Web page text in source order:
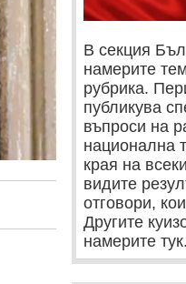
В секция
намерите
рубрика.
публикува
въпроси на
национална
края на
видите
отговори,
Другите
намерите